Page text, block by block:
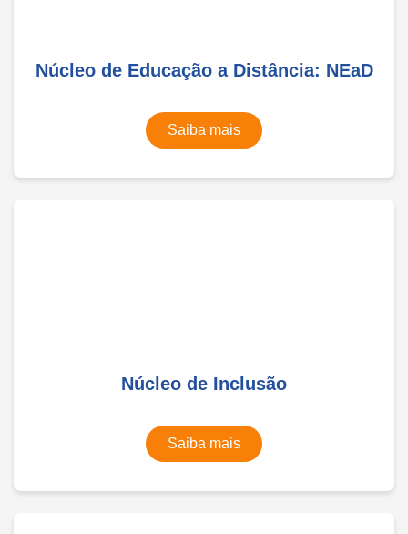
Núcleo de Educação a Distância: NEaD
Saiba mais
Núcleo de Inclusão
Saiba mais